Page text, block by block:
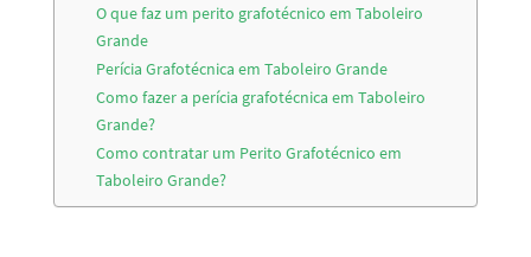
O que faz um perito grafotécnico em Taboleiro
Grande
Perícia Grafotécnica em Taboleiro Grande
Como fazer a perícia grafotécnica em Taboleiro
Grande?
Como contratar um Perito Grafotécnico em
Taboleiro Grande?